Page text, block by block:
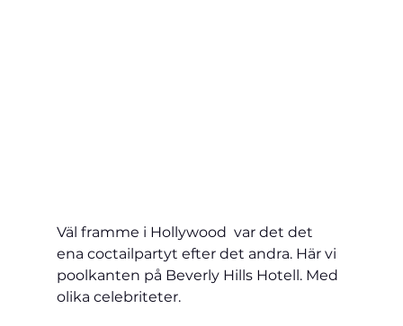
Väl framme i Hollywood  var det det
ena coctailpartyt efter det andra. Här vi
poolkanten på Beverly Hills Hotell. Med
olika celebriteter.